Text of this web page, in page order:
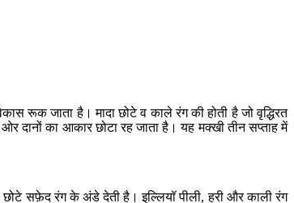
रूक जाता है। मादा छोटे व काले रंग की होती है जो वृद्धिरत
का आकार छोटा रह जाता है। यह मक्खी तीन सप्ताह में
सफ़ेद रंग के अंडे देती है। इल्लियॉ पीली, हरी और काली रंग